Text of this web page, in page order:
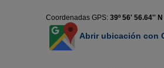
Coordenadas GPS: 39º 56' 56.64''
Abrir ubicación con